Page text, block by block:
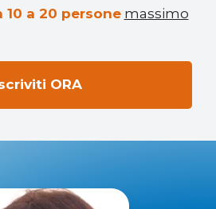
10 a 20 persone massimo
ORA